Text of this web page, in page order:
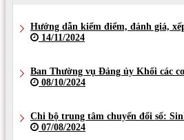
Hướng dẫn kiểm điểm, đánh giá,
14/11/2024
Ban Thường vụ Đảng ủy Khối các
08/10/2024
Chi bộ trung tâm chuyển đổi số:
07/08/2024